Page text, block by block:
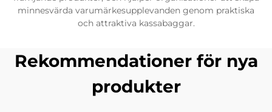
minnesvärda varumärkesupplevanden genom praktiska
och attraktiva kassabaggar.
Rekommendationer för nya
produkter